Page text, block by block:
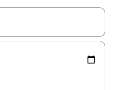
διαθέσιμα, μπορείτε να